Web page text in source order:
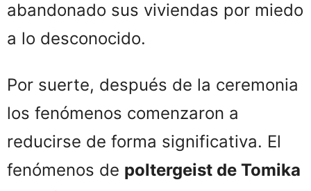
abandonado sus viviendas por miedo
a lo desconocido.
Por suerte, después de la ceremonia
los fenómenos comenzaron a
reducirse de forma significativa. El
fenómenos de poltergeist de Tomika